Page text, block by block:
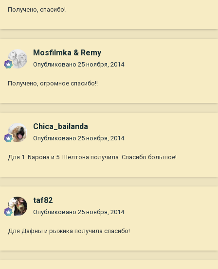
Получено, спасибо!
Mosfilmka & Remy
Опубликовано 25 ноября, 2014
Получено, огромное спасибо!!
Chica_bailanda
Опубликовано 25 ноября, 2014
Для 1. Барона и 5. Шелтона получила. Спасибо большое!
taf82
Опубликовано 25 ноября, 2014
Для Дафны и рыжика получила спасибо!